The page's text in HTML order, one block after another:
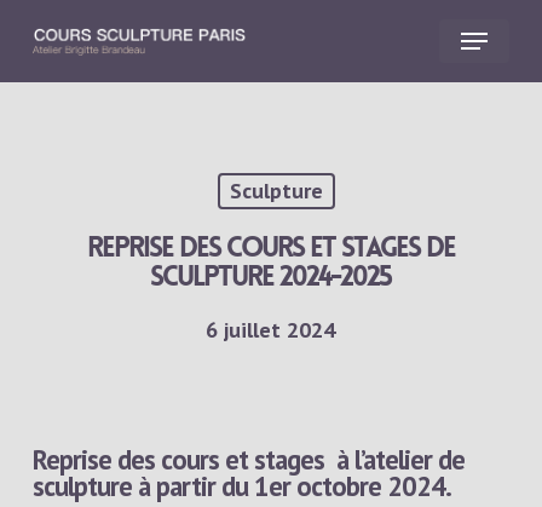
Menu
Sculpture
Reprise des cours et stages de
sculpture 2024-2025
6 juillet 2024
Reprise des cours et stages à l’atelier de
sculpture à partir du 1er octobre 2024.